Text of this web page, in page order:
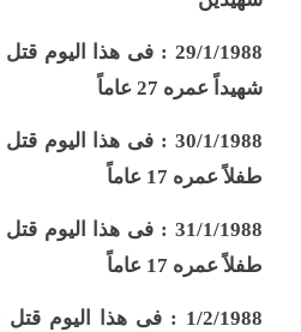
29/1/1988 :
فى هذا اليوم قتل
شهيداً عمره 27 عاماً
30/1/1988 :
فى هذا اليوم قتل
طفلاً عمره 17 عاماً
31/1/1988 :
فى هذا اليوم قتل
طفلاً عمره 17 عاماً
1/2/1988 :
فى هذا اليوم قتل